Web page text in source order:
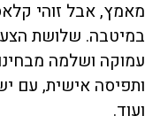
מאמץ, אבל זוהי
במיטבה. שלושת
עמוקה ושלמה
ותפיסה אישית, עם
ועוד.